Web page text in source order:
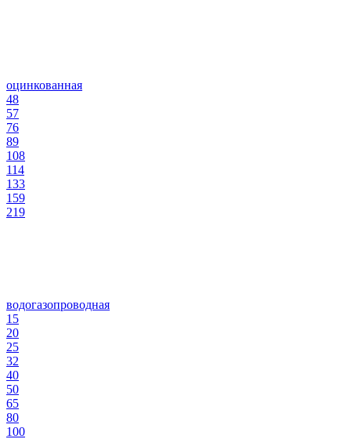
оцинкованная
48
57
76
89
108
114
133
159
219
водогазопроводная
15
20
25
32
40
50
65
80
100